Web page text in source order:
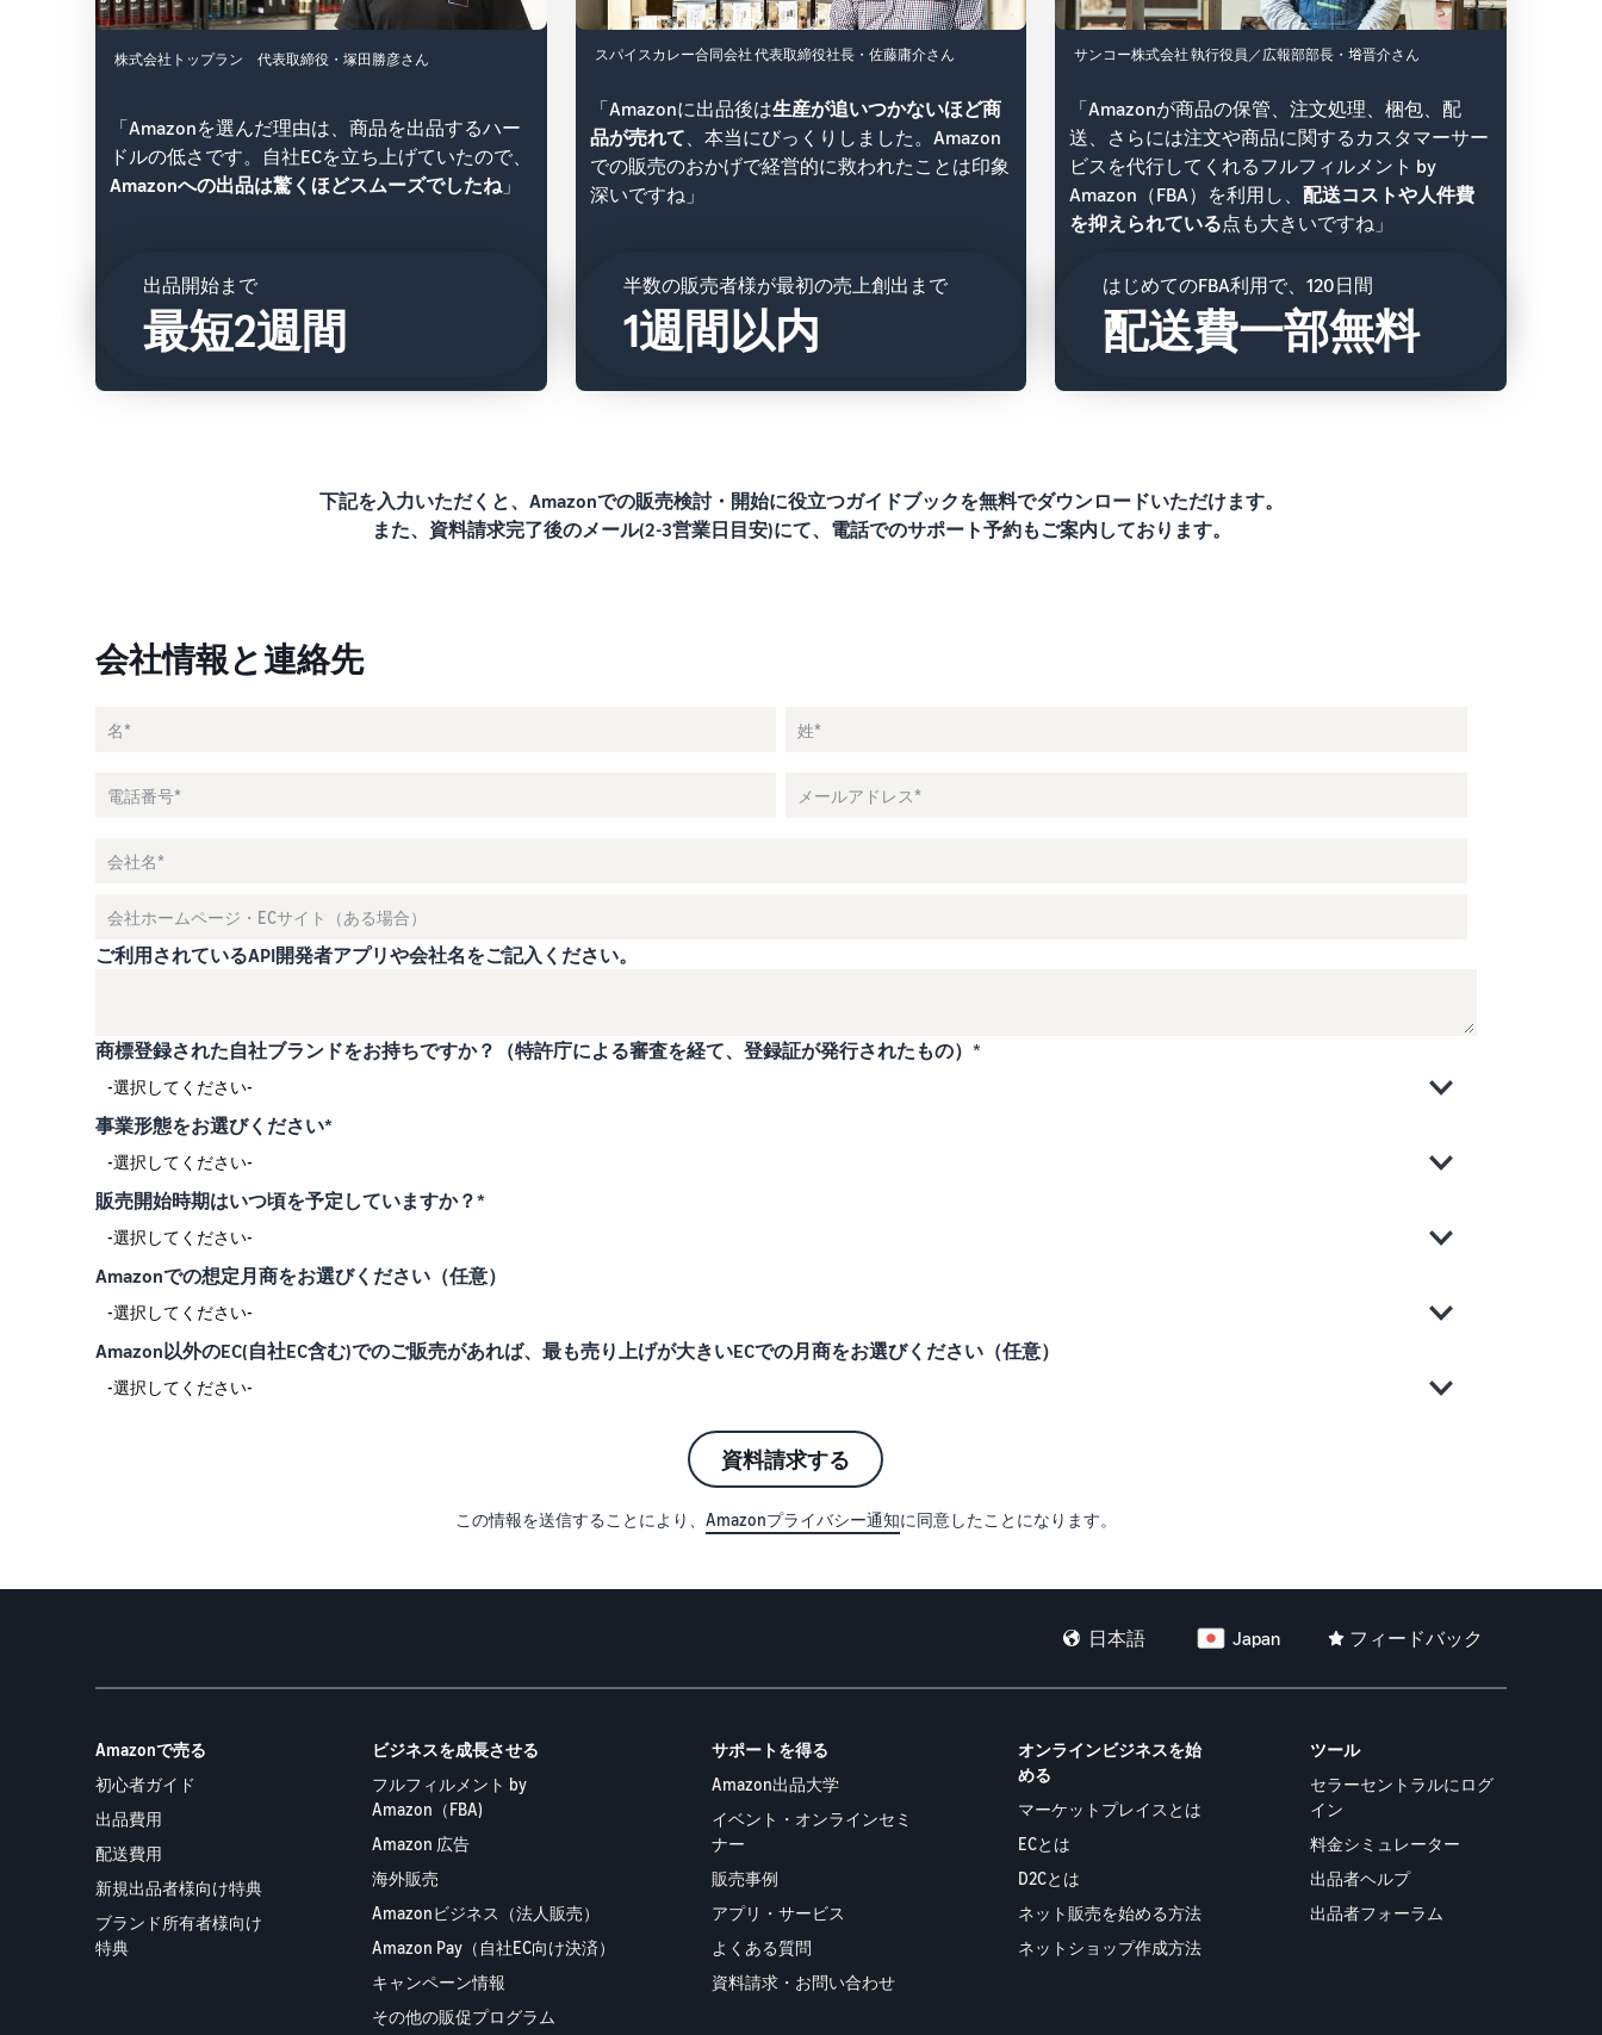
株式会社トップラン 代表取締役・塚田勝彦さん
「Amazonを選んだ理由は、商品を出品するハー
ドルの低さです。自社ECを立ち上げていたので、
Amazonへの出品は驚くほどスムーズでしたね」
出品開始まで
最短2週間
スパイスカレー合同会社 代表取締役社長・佐藤庸介さん
「Amazonに出品後は生産が追いつかないほど商
品が売れて、本当にびっくりしました。Amazon
での販売のおかげで経営的に救われたことは印象
深いですね」
半数の販売者様が最初の売上創出まで
1週間以内
サンコー株式会社 執行役員／広報部部長・﨏晋介さん
「Amazonが商品の保管、注文処理、梱包、配
送、さらには注文や商品に関するカスタマーサー
ビスを代行してくれるフルフィルメント by
Amazon（FBA）を利用し、配送コストや人件費
を抑えられている点も大きいですね」
はじめてのFBA利用で、120日間
配送費一部無料
下記を入力いただくと、Amazonでの販売検討・開始に役立つガイドブックを無料でダウンロードいただけます。
また、資料請求完了後のメール(2-3営業日目安)にて、電話でのサポート予約もご案内しております。
会社情報と連絡先
ご利用されているAPI開発者アプリや会社名をご記入ください。
商標登録された自社ブランドをお持ちですか？（特許庁による審査を経て、登録証が発行されたもの） *
事業形態をお選びください*
販売開始時期はいつ頃を予定していますか？*
Amazonでの想定月商をお選びください（任意）
Amazon以外のEC(自社EC含む)でのご販売があれば、最も売り上げが大きいECでの月商をお選びください（任意）
資料請求する
この情報を送信することにより、 Amazonプライバシー通知に同意したことになります。
日本語 Japan フィードバック
Amazonで売る
初心者ガイド
出品費用
配送費用
新規出品者様向け特典
ブランド所有者様向け
特典
ビジネスを成長させる
フルフィルメント by
Amazon（FBA)
Amazon 広告
海外販売
Amazonビジネス（法人販売）
Amazon Pay（自社EC向け決済）
キャンペーン情報
その他の販促プログラム
サポートを得る
Amazon出品大学
イベント・オンラインセミ
ナー
販売事例
アプリ・サービス
よくある質問
資料請求・お問い合わせ
オンラインビジネスを始
める
マーケットプレイスとは
ECとは
D2Cとは
ネット販売を始める方法
ネットショップ作成方法
ツール
セラーセントラルにログ
イン
料金シミュレーター
出品者ヘルプ
出品者フォーラム